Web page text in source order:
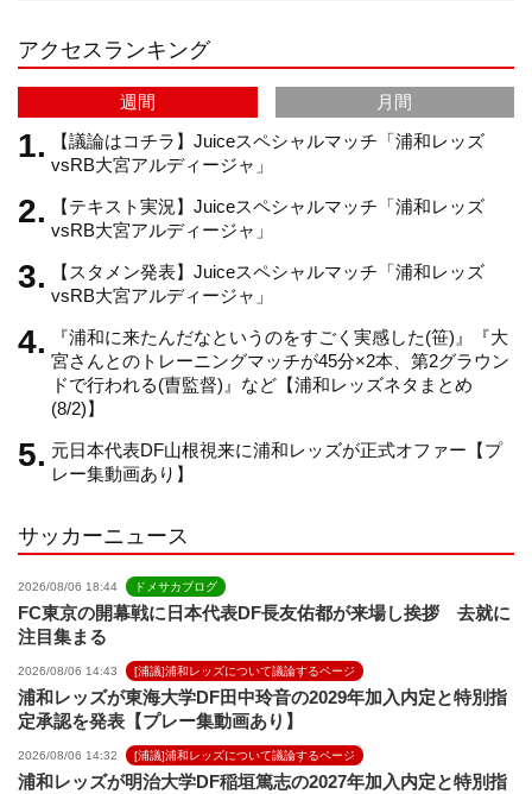
a
m
C
h
a
n
アクセスランキング
週間
月間
【議論はコチラ】Juiceスペシャルマッチ「浦和レッズ
vsRB大宮アルディージャ」
【テキスト実況】Juiceスペシャルマッチ「浦和レッズ
vsRB大宮アルディージャ」
【スタメン発表】Juiceスペシャルマッチ「浦和レッズ
vsRB大宮アルディージャ」
『浦和に来たんだなというのをすごく実感した(笹)』『大
宮さんとのトレーニングマッチが45分×2本、第2グラウン
ドで行われる(曺監督)』など【浦和レッズネタまとめ
(8/2)】
元日本代表DF山根視来に浦和レッズが正式オファー【プ
レー集動画あり】
サッカーニュース
2026/08/06 18:44 ドメサカブログ
FC東京の開幕戦に日本代表DF長友佑都が来場し挨拶 去就に
注目集まる
2026/08/06 14:43 [浦議]浦和レッズについて議論するページ
浦和レッズが東海大学DF田中玲音の2029年加入内定と特別指
定承認を発表【プレー集動画あり】
2026/08/06 14:32 [浦議]浦和レッズについて議論するページ
浦和レッズが明治大学DF稲垣篤志の2027年加入内定と特別指